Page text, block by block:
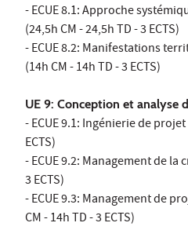
- ECUE 8.1: Approche
(24,5h CM - 24,5h TD - 3 ECTS)
- ECUE 8.2: Manifestations
(14h CM - 14h TD - 3 ECTS)
UE 9: Conception et analyse
- ECUE 9.1: Ingénierie de
ECTS)
- ECUE 9.2: Management de la
3 ECTS)
- ECUE 9.3: Management de
CM - 14h TD - 3 ECTS)